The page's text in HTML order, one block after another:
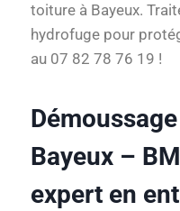
toiture à Bayeux.
hydrofuge pour
au 07 82 78 76 19 !
Bayeux –
expert en